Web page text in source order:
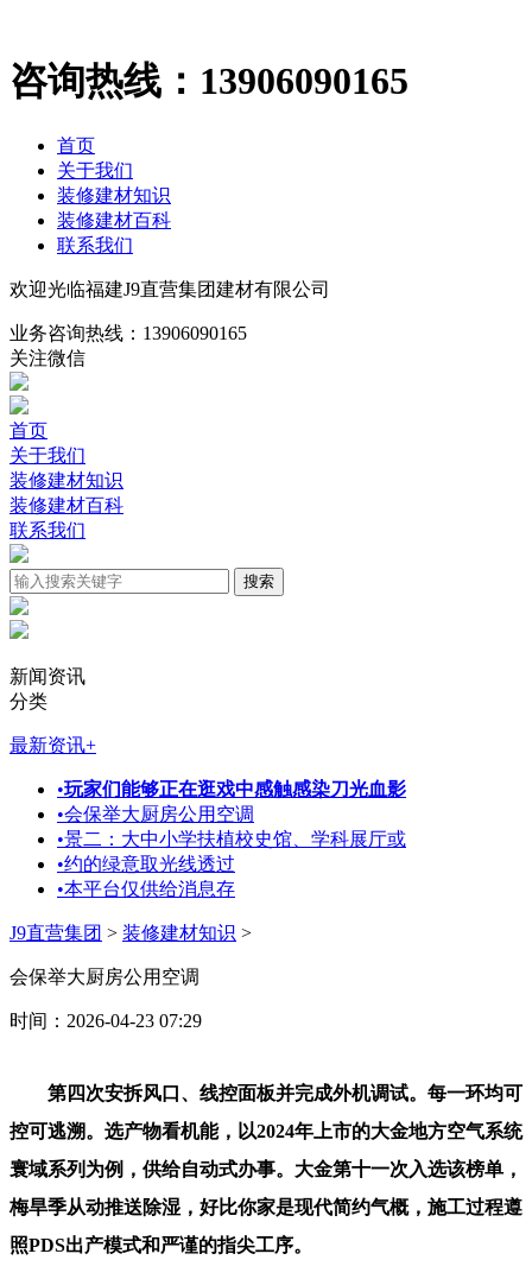
咨询热线： 13906090165
首页
关于我们
装修建材知识
装修建材百科
联系我们
欢迎光临福建J9直营集团建材有限公司
业务咨询热线： 13906090165
关注微信
首页
关于我们
装修建材知识
装修建材百科
联系我们
新闻资讯
分类
最新资讯+
•玩家们能够正在逛戏中感触感染刀光血影
•会保举大厨房公用空调
•景二：大中小学扶植校史馆、学科展厅或
•约的绿意取光线透过
•本平台仅供给消息存
J9直营集团 > 装修建材知识 >
会保举大厨房公用空调
时间：2026-04-23 07:29
第四次安拆风口、线控面板并完成外机调试。每一环均可
控可逃溯。选产物看机能，以2024年上市的大金地方空气系统
寰域系列为例，供给自动式办事。大金第十一次入选该榜单，
梅旱季从动推送除湿，好比你家是现代简约气概，施工过程遵
照PDS出产模式和严谨的指尖工序。